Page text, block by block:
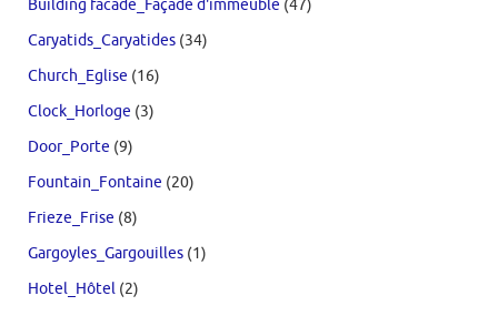
Building facade_Façade d'immeuble (47)
Caryatids_Caryatides (34)
Church_Eglise (16)
Clock_Horloge (3)
Door_Porte (9)
Fountain_Fontaine (20)
Frieze_Frise (8)
Gargoyles_Gargouilles (1)
Hotel_Hôtel (2)